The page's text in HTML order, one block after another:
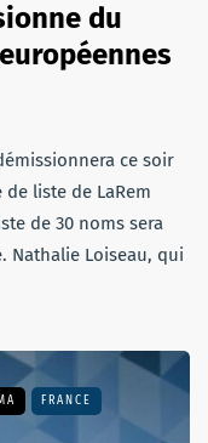
du
ce soir
liste de LaRem
de 30 noms sera
Nathalie Loiseau, qui
FRANCE